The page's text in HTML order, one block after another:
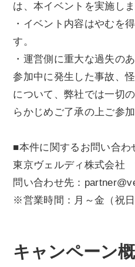
は、本イベントを実施しま
・イベント内容はやむを
す。
・運営側に重大な過失の
参加中に発生した事故、
について、弊社では一切
らかじめご了承の上ご参加
■本件に関するお問い合わ
東京ヴェルディ株式会社
問い合わせ先：
※営業時間：月～金（祝
キャンペーン